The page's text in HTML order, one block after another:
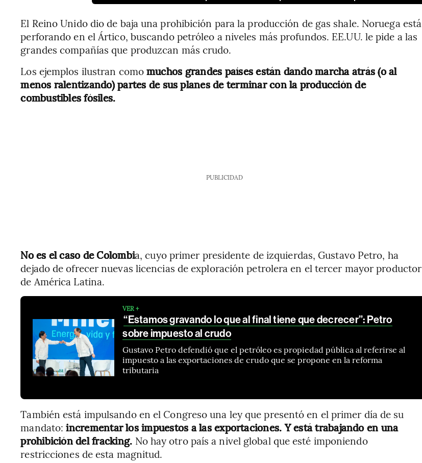
El Reino Unido dio de baja una prohibición para la producción de gas shale. Noruega está
perforando en el Ártico, buscando petróleo a niveles más profundos. EE.UU. le pide a las
grandes compañías que produzcan más crudo.
Los ejemplos ilustran comomuchos grandes países están dando marcha atrás (o al
menos ralentizando) partes de sus planes de terminar con la producción de
combustibles fósiles.
PUBLICIDAD
No es el caso de Colombia, cuyo primer presidente de izquierdas, Gustavo Petro, ha
dejado de ofrecer nuevas licencias de exploración petrolera en el tercer mayor productor
de América Latina.
VER +
“Estamos gravando lo que al final tiene que decrecer”: Petro
sobre impuesto al crudo
Gustavo Petro defendió que el petróleo es propiedad pública al referirse al
impuesto a las exportaciones de crudo que se propone en la reforma
tributaria
También está impulsando en el Congreso una ley que presentó en el primer día de su
mandato: incrementar los impuestos a las exportaciones. Y está trabajando en una
prohibición del fracking. No hay otro país a nivel global que esté imponiendo
restricciones de esta magnitud.